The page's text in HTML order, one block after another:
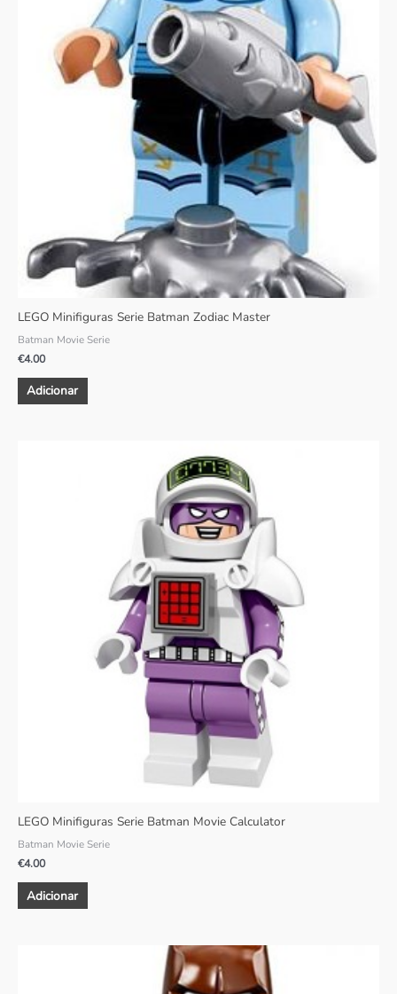
LEGO Minifiguras Serie Batman Zodiac Master
Batman Movie Serie
€4.00
Adicionar
LEGO Minifiguras Serie Batman Movie Calculator
Batman Movie Serie
€4.00
Adicionar